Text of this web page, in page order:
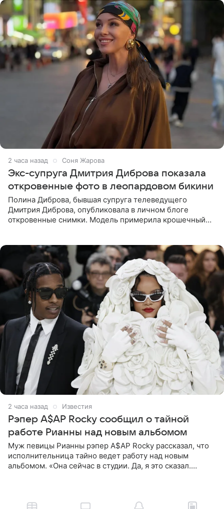
2 часа назад Соня Жарова
Экс-супруга Дмитрия Диброва показала
откровенные фото в леопардовом бикини
Полина Диброва, бывшая супруга телеведущего
Дмитрия Диброва, опубликовала в личном блоге
откровенные снимки. Модель примерила крошечный
2 часа назад Известия
Рэпер A$AP Rocky сообщил о тайной
работе Рианны над новым альбомом
Муж певицы Рианны рэпер A$AP Rocky рассказал, что
исполнительница тайно ведет работу над новым
альбомом. «Она сейчас в студии. Да, я это сказал.